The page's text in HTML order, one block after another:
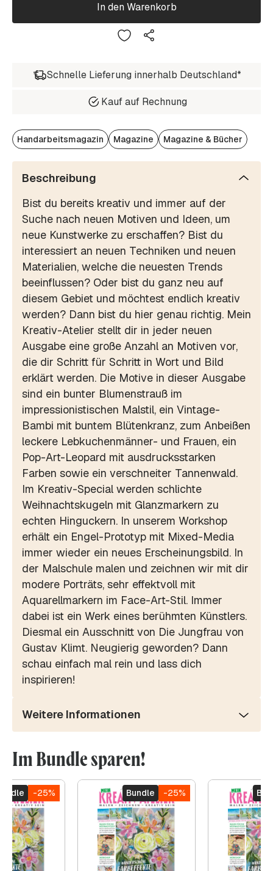
In den Warenkorb
Schnelle Lieferung innerhalb Deutschland*
Kauf auf Rechnung
Handarbeitsmagazin Magazine Magazine & Bücher
Beschreibung
Bist du bereits kreativ und immer auf der
Suche nach neuen Motiven und Ideen, um
neue Kunstwerke zu erschaffen? Bist du
interessiert an neuen Techniken und neuen
Materialien, welche die neuesten Trends
beeinflussen? Oder bist du ganz neu auf
diesem Gebiet und möchtest endlich kreativ
werden? Dann bist du hier genau richtig. Mein
Kreativ-Atelier stellt dir in jeder neuen
Ausgabe eine große Anzahl an Motiven vor,
die dir Schritt für Schritt in Wort und Bild
erklärt werden. Die Motive in dieser Ausgabe
sind ein bunter Blumenstrauß im
impressionistischen Malstil, ein Vintage-
Bambi mit buntem Blütenkranz, zum Anbeißen
leckere Lebkuchenmänner- und Frauen, ein
Pop-Art-Leopard mit ausdrucksstarken
Farben sowie ein verschneiter Tannenwald.
Im Kreativ-Special werden schlichte
Weihnachtskugeln mit Glanzmarkern zu
echten Hinguckern. In unserem Workshop
erhält ein Engel-Prototyp mit Mixed-Media
immer wieder ein neues Erscheinungsbild. In
der Malschule malen und zeichnen wir mit dir
modere Porträts, sehr effektvoll mit
Aquarellmarkern im Face-Art-Stil. Immer
dabei ist ein Werk eines berühmten Künstlers.
Diesmal ein Ausschnitt von Die Jungfrau von
Gustav Klimt. Neugierig geworden? Dann
schau einfach mal rein und lass dich
inspirieren!
Weitere Informationen
Im Bundle sparen!
-25% Bundle -25%